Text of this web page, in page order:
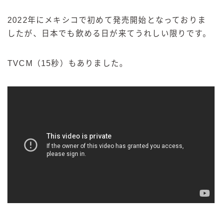
2022年にメキシコで初めて発売開始となっておりま
したが、日本でも飲める日が来てうれしい限りです。
TVCM（15秒）もありました。